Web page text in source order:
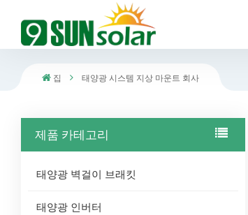
집 태양광 시스템 지상 마운트 회사
제품 카테고리
태양광 벽걸이 브래킷
태양광 인버터